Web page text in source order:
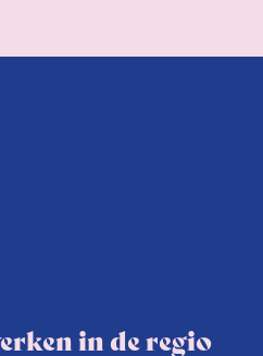
in de regio